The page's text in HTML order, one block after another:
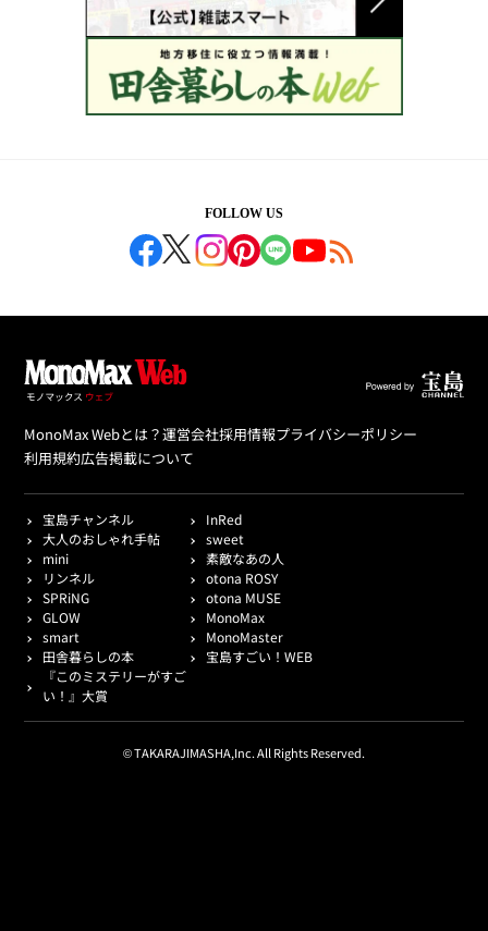
FOLLOW US
MonoMax Webとは？運営会社採用情報プライバシーポリシー
利用規約広告掲載について
宝島チャンネル
InRed
大人のおしゃれ手帖
sweet
mini
素敵なあの人
リンネル
otona ROSY
SPRiNG
otona MUSE
GLOW
MonoMax
smart
MonoMaster
田舎暮らしの本
宝島すごい！WEB
『このミステリーがすご
い！』大賞
© TAKARAJIMASHA,Inc. All Rights Reserved.